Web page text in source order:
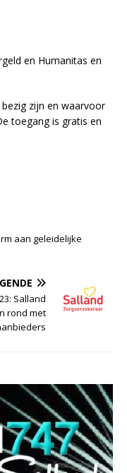
en Humanitas en
zijn en waarvoor
toegang is gratis en
aan geleidelijke
Salland
rond met